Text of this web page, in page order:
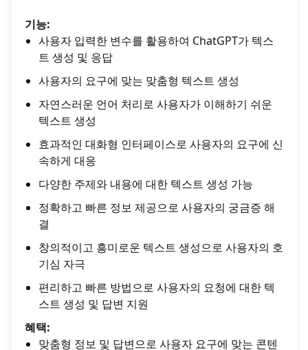
기능:
사용자 입력한 변수를 활용하여 ChatGPT가 텍스
트 생성 및 응답
사용자의 요구에 맞는 맞춤형 텍스트 생성
자연스러운 언어 처리로 사용자가 이해하기 쉬운
텍스트 생성
효과적인 대화형 인터페이스로 사용자의 요구에 신
속하게 대응
다양한 주제와 내용에 대한 텍스트 생성 가능
정확하고 빠른 정보 제공으로 사용자의 궁금증 해
결
창의적이고 흥미로운 텍스트 생성으로 사용자의 호
기심 자극
편리하고 빠른 방법으로 사용자의 요청에 대한 텍
스트 생성 및 답변 지원
혜택:
맞춤형 정보 및 답변으로 사용자 요구에 맞는 콘텐